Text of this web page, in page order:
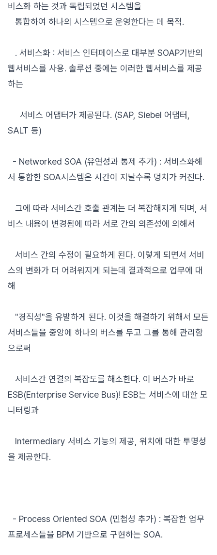
비스화 하는 것과 독립되었던 시스템을
통합하여 하나의 시스템으로 운영한다는 데 목적.
. 서비스화 : 서비스 인터페이스로 대부분 SOAP기반의
웹서비스를 사용. 솔루션 중에는 이러한 웹서비스를 제공
하는
서비스 어댑터가 제공된다. (SAP, Siebel 어댑터,
SALT 등)
- Networked SOA (유연성과 통제 추가) : 서비스화해
서 통합한 SOA시스템은 시간이 지날수록 덩치가 커진다.
그에 따라 서비스간 호출 관계는 더 복잡해지게 되며, 서
비스 내용이 변경됨에 따라 서로 간의 의존성에 의해서
서비스 간의 수정이 필요하게 된다. 이렇게 되면서 서비
스의 변화가 더 어려워지게 되는데 결과적으로 업무에 대
해
"경직성"을 유발하게 된다. 이것을 해결하기 위해서 모든
서비스들을 중앙에 하나의 버스를 두고 그를 통해 관리함
으로써
서비스간 연결의 복잡도를 해소한다. 이 버스가 바로
ESB(Enterprise Service Bus)! ESB는 서비스에 대한 모
니터링과
Intermediary 서비스 기능의 제공, 위치에 대한 투명성
을 제공한다.
- Process Oriented SOA (민첩성 추가) : 복잡한 업무
프로세스들을 BPM 기반으로 구현하는 SOA.